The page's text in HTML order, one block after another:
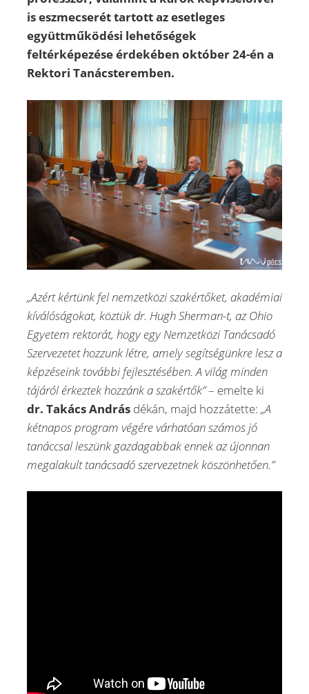
is eszmecserét tartott az esetleges
együttműködési lehetőségek
feltérképezése érdekében október 24-én a
Rektori Tanácsteremben.
„Azért kértünk fel nemzetközi szakértőket, akadémiai
kíválóságokat, köztük dr. Hugh Sherman-t, az Ohio
Egyetem rektorát, hogy egy Nemzetközi Tanácsadó
Szervezetet hozzunk létre, amely segítségünkre lesz a
képzéseink további fejlesztésében. A világ minden
tájáról érkeztek hozzánk a szakértők”– emelte ki
dr. Takács András dékán, majd hozzátette: „A
kétnapos program végére várhatóan számos jó
tanáccsal leszünk gazdagabbak ennek az újonnan
megalakult tanácsadó szervezetnek köszönhetően.”